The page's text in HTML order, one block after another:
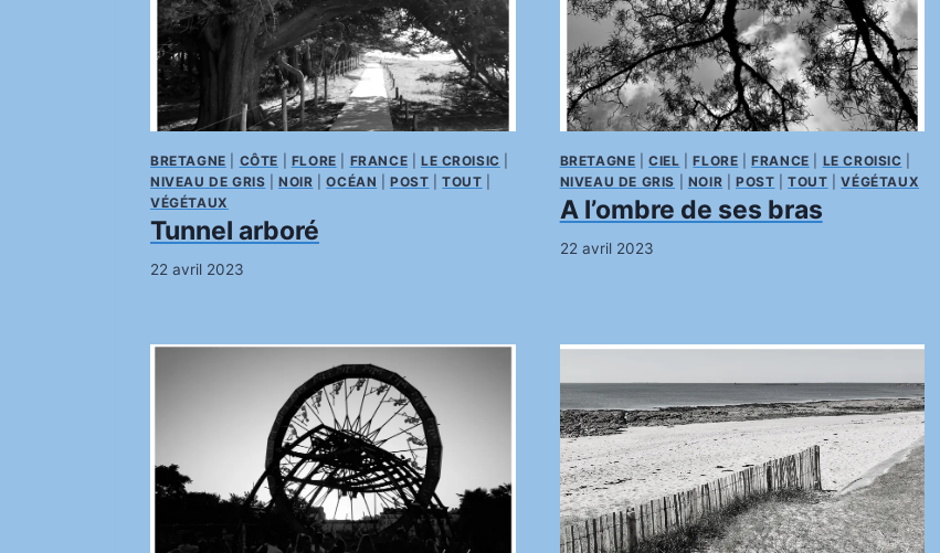
BRETAGNE CÔTE FLORE FRANCE LE CROISIC
NIVEAU DE GRIS |NOIR |OCÉAN |POST |TOUT
VÉGÉTAUX
Tunnel arboré
22 avril 2023
BRETAGNE |CIEL |FLORE |FRANCE LE CROISIC
NIVEAU DE GRIS
NOIR POST |TOUT |VÉGÉTAUX
A l’ombre de ses bras
22 avril 2023